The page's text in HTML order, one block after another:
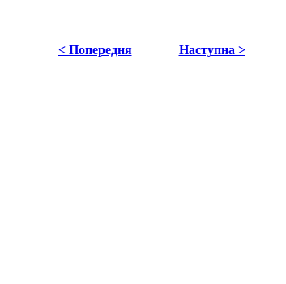
< Попередня Наступна >